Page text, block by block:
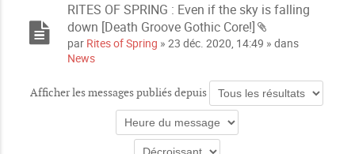
RITES OF SPRING : Even if the sky is falling
down [Death Groove Gothic Core!]
P
c
e
par Rites of Spring » 23 déc. 2020, 14:49 » dans
News
Afficher les messages publiés depuis